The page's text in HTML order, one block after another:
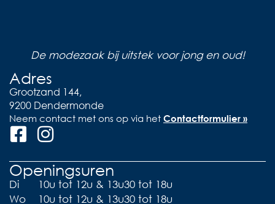
De modezaak bij uitstek voor jong en oud!
Adres
Grootzand 144,
9200 Dendermonde
Neem contact met ons op via het Contactformulier »
Openingsuren
Di
10u tot 12u & 13u30 tot 18u
Wo
10u tot 12u & 13u30 tot 18u